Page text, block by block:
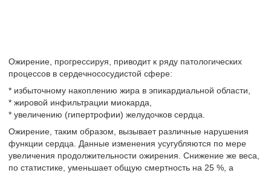
Ожирение, прогрессируя, приводит к ряду патологических
процессов в сердечнососудистой сфере:
* избыточному накоплению жира в эпикардиальной области,
* жировой инфильтрации миокарда,
* увеличению (гипертрофии) желудочков сердца.
Ожирение, таким образом, вызывает различные нарушения
функции сердца. Данные изменения усугубляются по мере
увеличения продолжительности ожирения. Снижение же веса,
по статистике, уменьшает общую смертность на 25 %, а